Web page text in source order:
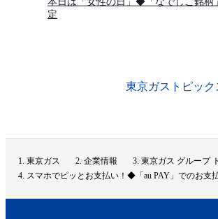
定
東京ガストピック
東京ガス 企業情報
東京ガス グループ
スマホでピッとお支払い！◆「au PAY」でのお支